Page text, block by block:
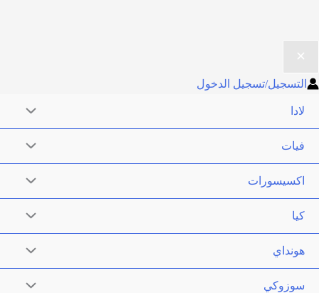
التسجيل/تسجيل الدخول
لادا
فيات
اكسيسورات
كيا
هونداي
سوزوكي